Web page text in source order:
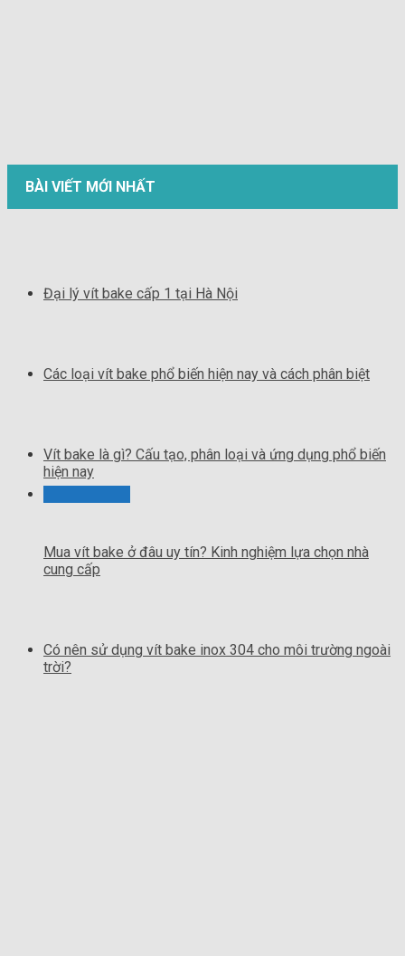
BÀI VIẾT MỚI NHẤT
Đại lý vít bake cấp 1 tại Hà Nội
Các loại vít bake phổ biến hiện nay và cách phân biệt
Vít bake là gì? Cấu tạo, phân loại và ứng dụng phổ biến
hiện nay
Mua vít bake ở đâu uy tín? Kinh nghiệm lựa chọn nhà
cung cấp
Có nên sử dụng vít bake inox 304 cho môi trường ngoài
trời?